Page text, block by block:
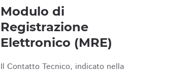
Modulo di
Registrazione
Elettronico (MRE)
Il Contatto Tecnico, indicato nella